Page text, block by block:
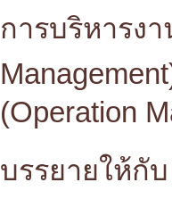
การบริหารง
(Operation
บรรยายให้กั